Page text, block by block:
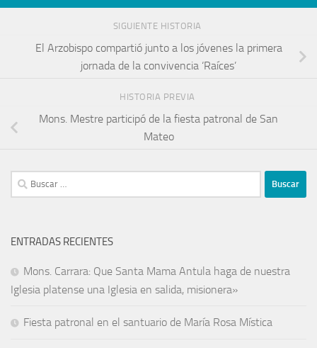
SIGUIENTE HISTORIA
El Arzobispo compartió junto a los jóvenes la primera
jornada de la convivencia ‘Raíces’
HISTORIA PREVIA
Mons. Mestre participó de la fiesta patronal de San
Mateo
ENTRADAS RECIENTES
Mons. Carrara: Que Santa Mama Antula haga de nuestra
Iglesia platense una Iglesia en salida, misionera»
Fiesta patronal en el santuario de María Rosa Mística